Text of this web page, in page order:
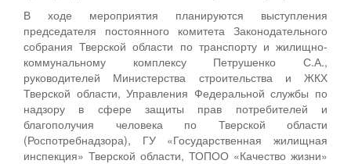
В ходе мероприятия планируются выступления
председателя постоянного комитета Законодательного
собрания Тверской области по транспорту и жилищно-
коммунальному комплексу Петрушенко С.А.,
руководителей Министерства строительства и ЖКХ
Тверской области, Управления Федеральной службы по
надзору в сфере защиты прав потребителей и
благополучия человека по Тверской области
(Роспотребнадзора), ГУ «Государственная жилищная
инспекция» Тверской области, ТОПОО «Качество жизни»